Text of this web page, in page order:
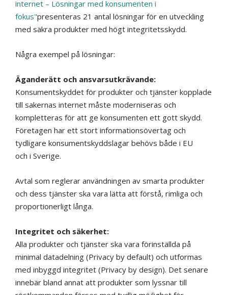
internet – Lösningar med konsumenten i
fokus"presenteras 21 antal lösningar för en utveckling
med säkra produkter med högt integritetsskydd.
Några exempel på lösningar:
Äganderätt och ansvarsutkrävande:
Konsumentskyddet för produkter och tjänster kopplade
till sakernas internet måste moderniseras och
kompletteras för att ge konsumenten ett gott skydd.
Företagen har ett stort informationsövertag och
tydligare konsumentskyddslagar behövs både i EU
och i Sverige.
Avtal som reglerar användningen av smarta produkter
och dess tjänster ska vara lätta att förstå, rimliga och
proportionerligt långa.
Integritet och säkerhet:
Alla produkter och tjänster ska vara förinställda på
minimal datadelning (Privacy by default) och utformas
med inbyggd integritet (Privacy by design). Det senare
innebär bland annat att produkter som lyssnar till